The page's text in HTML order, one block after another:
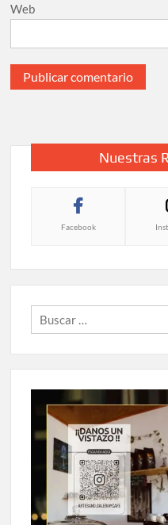
Web
Nuestras
Facebook